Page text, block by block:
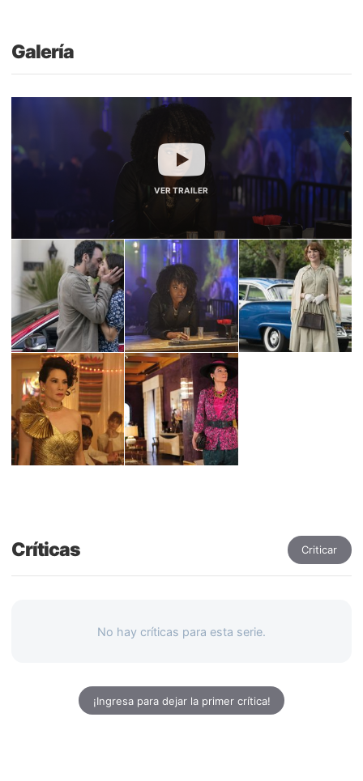
Galería
VER TRAILER
Críticas Criticar
No hay críticas para esta serie.
¡Ingresa para dejar la primer crítica!